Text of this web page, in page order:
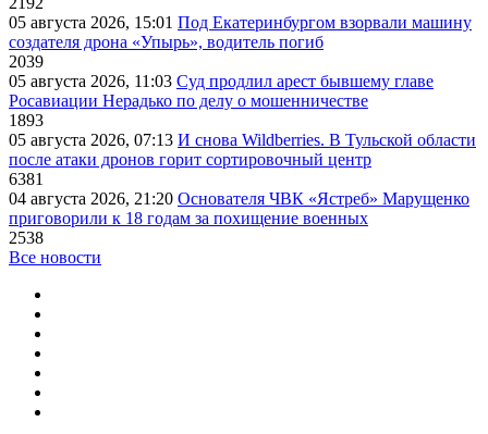
05 августа 2026, 15:01 Под Екатеринбургом взорвали машину
создателя дрона «Упырь», водитель погиб
2039
05 августа 2026, 11:03 Суд продлил арест бывшему главе
Росавиации Нерадько по делу о мошенничестве
1893
05 августа 2026, 07:13 И снова Wildberries. В Тульской области
после атаки дронов горит сортировочный центр
6381
04 августа 2026, 21:20 Основателя ЧВК «Ястреб» Марущенко
приговорили к 18 годам за похищение военных
2538
Все новости